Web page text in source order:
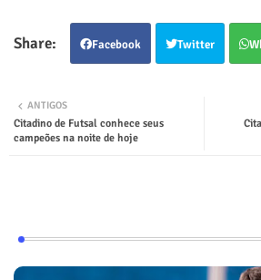
Facebook Twitter
ANTIGOS
Citadino de Futsal conhece seus
campeões na noite de hoje